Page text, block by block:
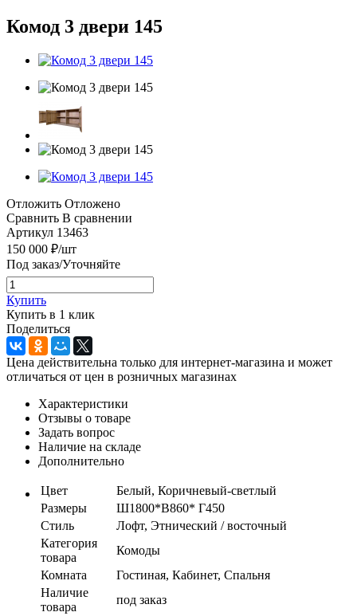
Комод 3 двери 145
Отложить Отложено
Сравнить В сравнении
Артикул 13463
150 000 ₽/шт
Под заказ/Уточняйте
Купить
Купить в 1 клик
Поделиться
Цена действительна только для интернет-магазина и может
отличаться от цен в розничных магазинах
Характеристики
Отзывы о товаре
Задать вопрос
Наличие на складе
Дополнительно
Цвет
Белый, Коричневый-светлый
Размеры
Ш1800*В860* Г450
Стиль
Лофт, Этнический / восточный
Категория
товара
Комоды
Комната
Гостиная, Кабинет, Спальня
Наличие
товара
под заказ